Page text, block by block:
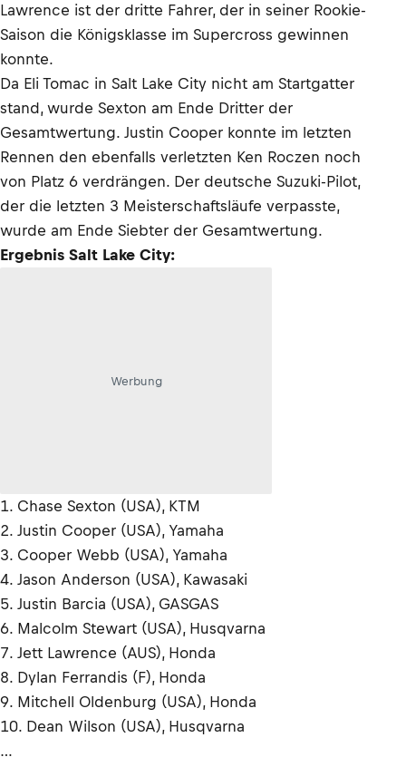
Lawrence ist der dritte Fahrer, der in seiner Rookie-
Saison die Königsklasse im Supercross gewinnen
konnte.
Da Eli Tomac in Salt Lake City nicht am Startgatter
stand, wurde Sexton am Ende Dritter der
Gesamtwertung. Justin Cooper konnte im letzten
Rennen den ebenfalls verletzten Ken Roczen noch
von Platz 6 verdrängen. Der deutsche Suzuki-Pilot,
der die letzten 3 Meisterschaftsläufe verpasste,
wurde am Ende Siebter der Gesamtwertung.
Ergebnis Salt Lake City:
Werbung
1. Chase Sexton (USA), KTM
2. Justin Cooper (USA), Yamaha
3. Cooper Webb (USA), Yamaha
4. Jason Anderson (USA), Kawasaki
5. Justin Barcia (USA), GASGAS
6. Malcolm Stewart (USA), Husqvarna
7. Jett Lawrence (AUS), Honda
8. Dylan Ferrandis (F), Honda
9. Mitchell Oldenburg (USA), Honda
10. Dean Wilson (USA), Husqvarna
…